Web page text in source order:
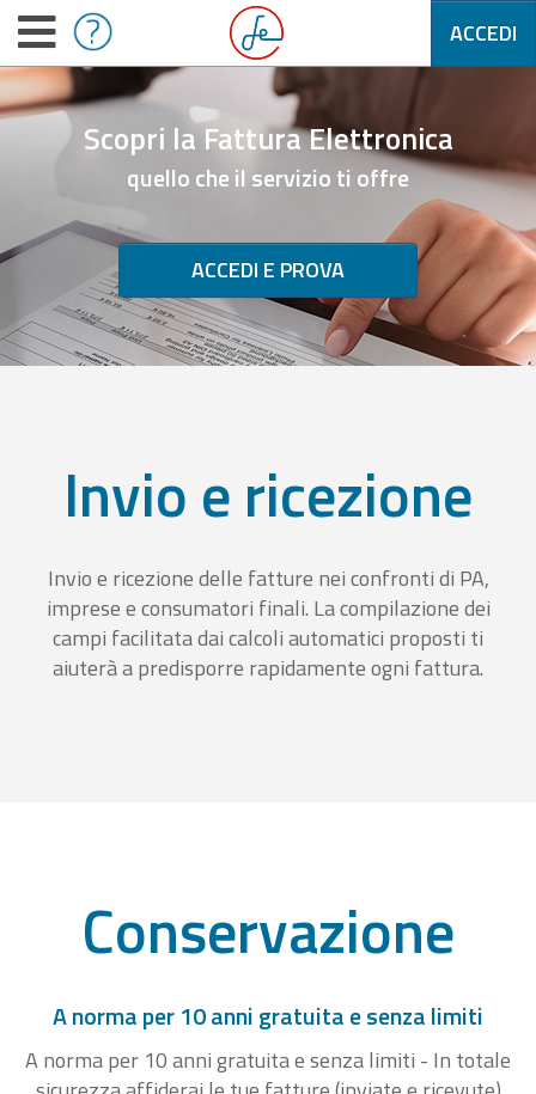
ACCEDI
Scopri la Fattura Elettronica
quello che il servizio ti offre
ACCEDI E PROVA
Invio e ricezione
Invio e ricezione delle fatture nei confronti di PA,
imprese e consumatori finali. La compilazione dei
campi facilitata dai calcoli automatici proposti ti
aiuterà a predisporre rapidamente ogni fattura.
Conservazione
A norma per 10 anni gratuita e senza limiti
A norma per 10 anni gratuita e senza limiti - In totale